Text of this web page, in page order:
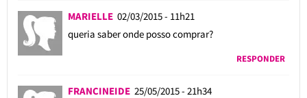
MARIELLE 02/03/2015 - 11h21
queria saber onde posso comprar?
RESPONDER
FRANCINEIDE 25/05/2015 - 21h34